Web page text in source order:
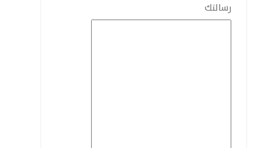
رسالتك